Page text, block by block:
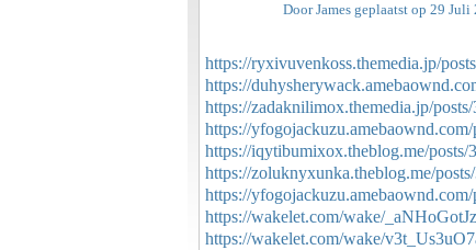
DoorJames geplaatst op 29 Juli
https://ryxivuvenkoss.themedia.jp/
https://
https://zadaknilimox.themedia.jp/
https://
https://iqytibumixox.theblog.me/posts/
https://zoluknyxunka.theblog.me/
https://
https://wakelet.com/wake/
https://wakelet.com/wake/